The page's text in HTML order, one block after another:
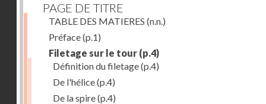
PAGE DE TITRE
TABLE DES MATIERES (n.n.)
Préface(p.1)
Filetage sur le tour (p.4)
Définition du filetage(p.4)
De l'hélice(p.4)
De la spire(p.4)